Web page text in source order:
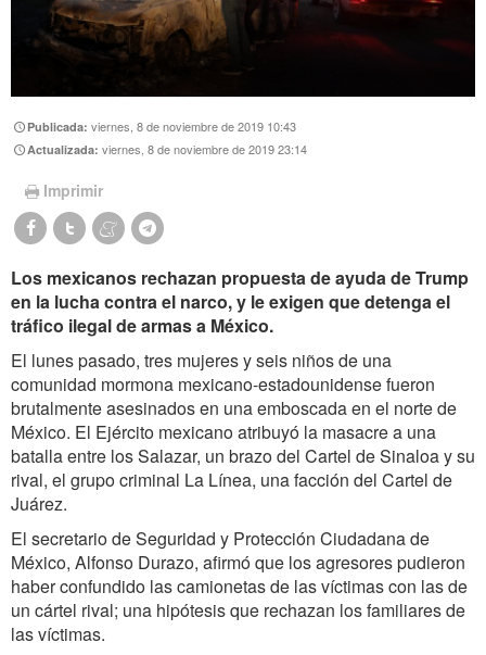
Publicada:viernes, 8 de noviembre de 2019 10:43
Actualizada:viernes, 8 de noviembre de 2019 23:14
Imprimir
Los mexicanos rechazan propuesta de ayuda de Trump
en la lucha contra el narco, y le exigen que detenga el
tráfico ilegal de armas a México.
El lunes pasado, tres mujeres y seis niños de una
comunidad mormona mexicano-estadounidense fueron
brutalmente asesinados en una emboscada en el norte de
México. El Ejército mexicano atribuyó la masacre a una
batalla entre los Salazar, un brazo del Cartel de Sinaloa y su
rival, el grupo criminal La Línea, una facción del Cartel de
Juárez.
El secretario de Seguridad y Protección Ciudadana de
México, Alfonso Durazo, afirmó que los agresores pudieron
haber confundido las camionetas de las víctimas con las de
un cártel rival; una hipótesis que rechazan los familiares de
las víctimas.